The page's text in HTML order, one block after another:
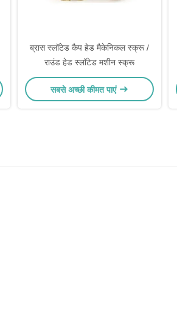
ब्रास स्लॉटेड कैप हेड मैकेनिकल स्क्रू /
राउंड हेड स्लॉटेड मशीन स्क्रू
सबसे अच्छी कीमत पाएं